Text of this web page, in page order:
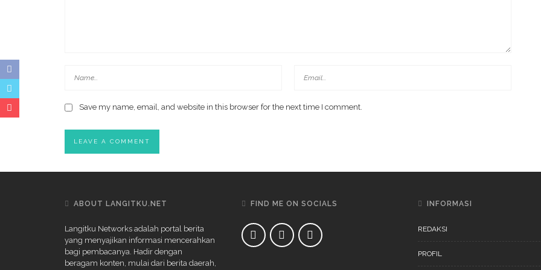
Save my name, email, and website in this browser for the next time I comment.
ABOUT LANGITKU.NET
Langitku Networks adalah portal berita
yang menyajikan informasi mencerahkan
bagi pembacanya. Hadir dengan
beragam konten, mulai dari berita daerah,
FIND ME ON SOCIALS INFORMASI
REDAKSI
PROFIL